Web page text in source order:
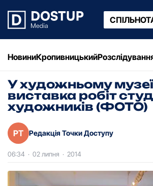
НовиниКропивницький
У художньому
виставка робіт
художників (ФОТО)
РТ Редакція Точки Доступу
06:34 · 02 липня · 2014